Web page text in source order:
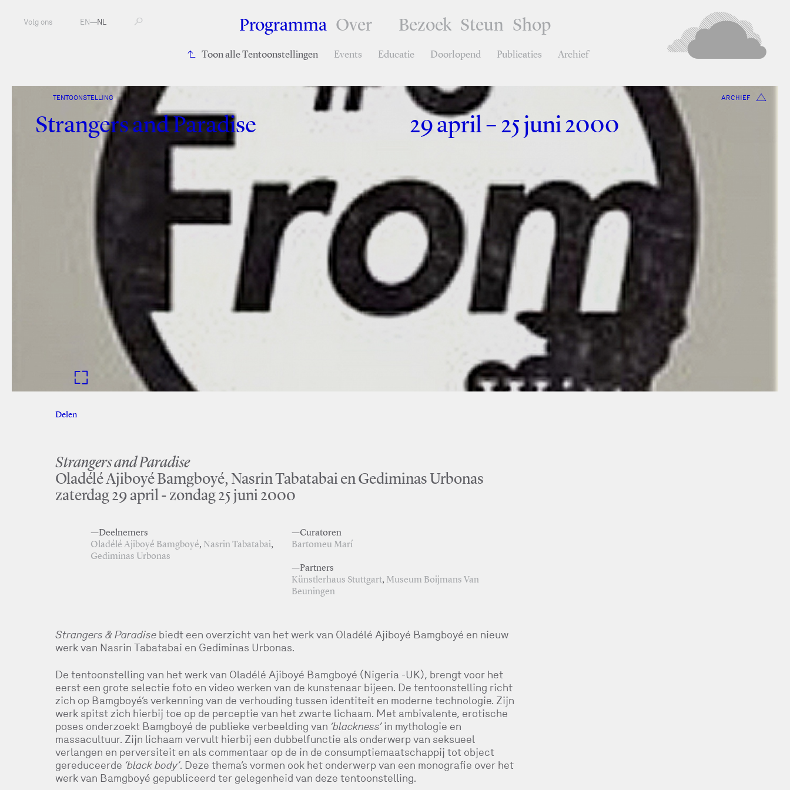
Programma Over Bezoek Steun Shop
Toon alle Tentoonstellingen Events Educatie Doorlopend Publicaties Archief
Volg ons EN—NL
TENTOONSTELLING ARCHIEF
Strangers and Paradise 29 april – 25 juni 2000
Delen
Strangers and Paradise
Oladélé Ajiboyé Bamgboyé, Nasrin Tabatabai en Gediminas Urbonas
zaterdag 29 april - zondag 25 juni 2000
—Deelnemers
Oladélé Ajiboyé Bamgboyé, Nasrin Tabatabai,
Gediminas Urbonas
—Curatoren
Bartomeu Marí
—Partners
Künstlerhaus Stuttgart, Museum Boijmans Van
Beuningen
Strangers & Paradisebiedt een overzicht van het werk van Oladélé Ajiboyé Bamgboyé en nieuw
werk van Nasrin Tabatabai en Gediminas Urbonas.
De tentoonstelling van het werk van Oladélé Ajiboyé Bamgboyé (Nigeria -UK), brengt voor het
eerst een grote selectie foto en video werken van de kunstenaar bijeen. De tentoonstelling richt
zich op Bamgboyé’s verkenning van de verhouding tussen identiteit en moderne technologie. Zijn
werk spitst zich hierbij toe op de perceptie van het zwarte lichaam. Met ambivalente, erotische
poses onderzoekt Bamgboyé de publieke verbeelding van ‘blackness’in mythologie en
massacultuur. Zijn lichaam vervult hierbij een dubbelfunctie als onderwerp van seksueel
verlangen en perversiteit en als commentaar op de in de consumptiemaatschappij tot object
gereduceerde ‘black body’. Deze thema’s vormen ook het onderwerp van een monografie over het
werk van Bamgboyé gepubliceerd ter gelegenheid van deze tentoonstelling.